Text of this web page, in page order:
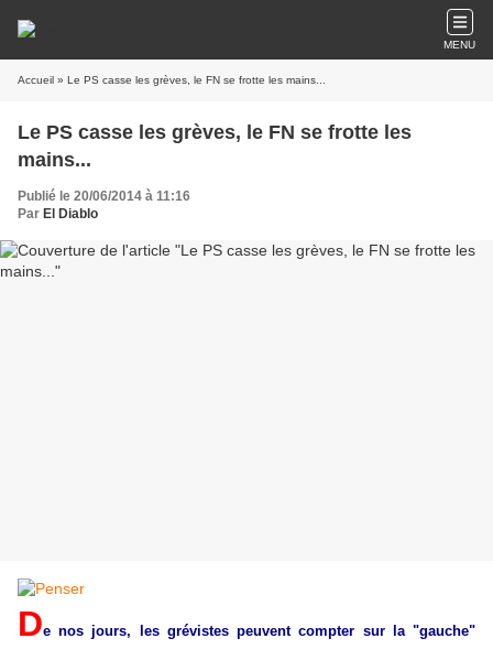
MENU
Accueil » Le PS casse les grèves, le FN se frotte les mains...
Le PS casse les grèves, le FN se frotte les
mains...
Publié le 20/06/2014 à 11:16
Par El Diablo
De nos jours, les grévistes peuvent compter sur la "gauche"